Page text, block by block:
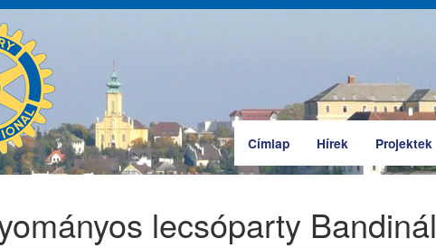
Címlap Hírek Projektek
lecsóparty Bandinál